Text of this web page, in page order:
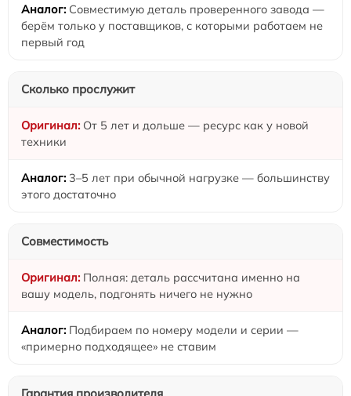
Совместимую деталь проверенного завода —
берём только у поставщиков, с которыми работаем не
первый год
Сколько прослужит
От 5 лет и дольше — ресурс как у новой
техники
3–5 лет при обычной нагрузке — большинству
этого достаточно
Совместимость
Полная: деталь рассчитана именно на
вашу модель, подгонять ничего не нужно
Подбираем по номеру модели и серии —
«примерно подходящее» не ставим